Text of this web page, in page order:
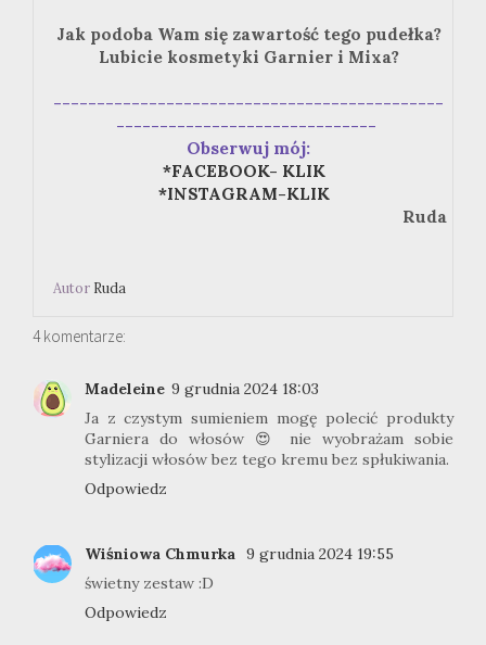
Jak podoba Wam się zawartość tego pudełka?
Lubicie kosmetyki Garnier i Mixa?
---------------------------------------------
------------------------------
Obserwuj mój:
*FACEBOOK- KLIK
*INSTAGRAM-KLIK
Ruda
Autor Ruda
4 komentarze:
Madeleine 9 grudnia 2024 18:03
Ja z czystym sumieniem mogę polecić produkty
Garniera do włosów 😍 nie wyobrażam sobie
stylizacji włosów bez tego kremu bez spłukiwania.
Odpowiedz
Wiśniowa Chmurka 9 grudnia 2024 19:55
świetny zestaw :D
Odpowiedz